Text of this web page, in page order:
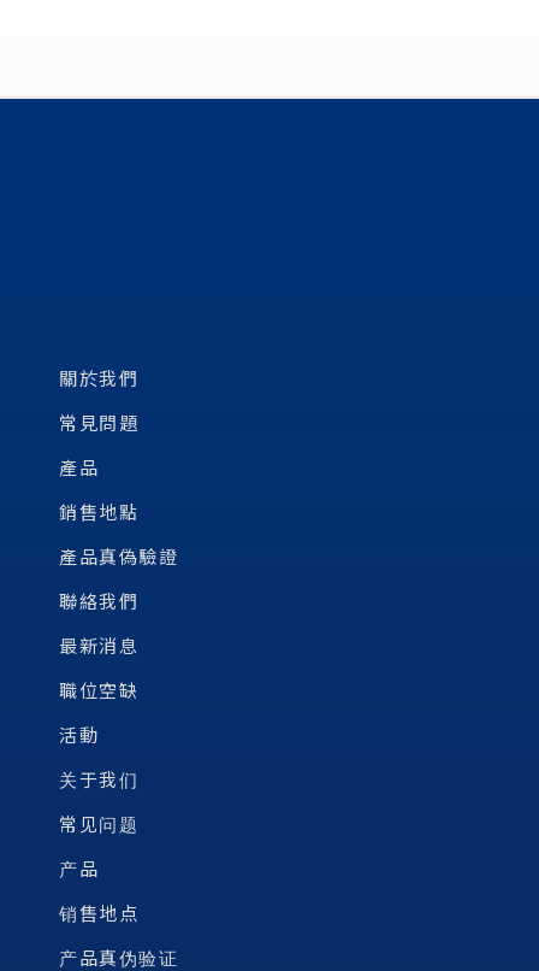
關於我們
常見問題
產品
銷售地點
產品真偽驗證
聯絡我們
最新消息
職位空缺
活動
关于我们
常见问题
产品
销售地点
产品真伪验证